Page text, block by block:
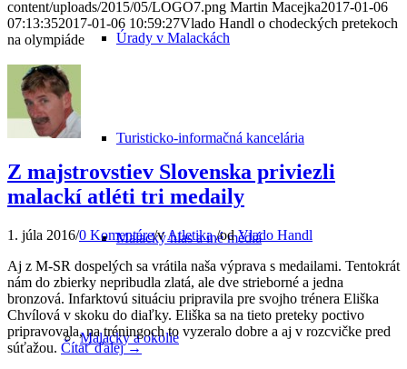
Úrady v Malackách
Turisticko-informačná kancelária
Malacký hlas a iné médiá
Malacky a okolie
content/uploads/2015/05/LOGO7.png Martin Macejka2017-01-06
07:13:352017-01-06 10:59:27Vlado Handl o chodeckých pretekoch
na olympiáde
Z majstrovstiev Slovenska priviezli
malackí atléti tri medaily
1. júla 2016/0 Komentáre/vAtletika /odVlado Handl
Aj z M-SR dospelých sa vrátila naša výprava s medailami. Tentokrát
nám do zbierky nepribudla zlatá, ale dve strieborné a jedna
bronzová. Infarktovú situáciu pripravila pre svojho trénera Eliška
Chvílová v skoku do diaľky. Eliška sa na tieto preteky poctivo
pripravovala, na tréningoch to vyzeralo dobre a aj v rozcvičke pred
súťažou. Čítať ďalej→